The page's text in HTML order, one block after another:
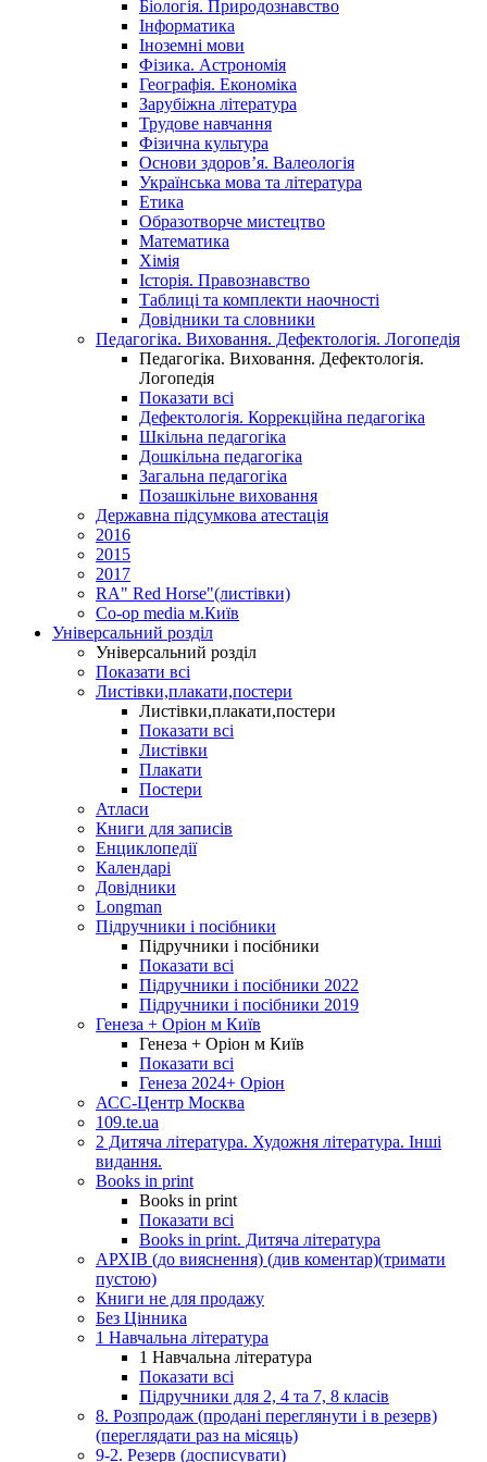
Біологія. Природознавство
Інформатика
Іноземні мови
Фізика. Астрономія
Географія. Економіка
Зарубіжна література
Трудове навчання
Фізична культура
Основи здоров’я. Валеологія
Українська мова та література
Етика
Образотворче мистецтво
Математика
Хімія
Історія. Правознавство
Таблиці та комплекти наочності
Довідники та словники
Педагогіка. Виховання. Дефектологія. Логопедія
Педагогіка. Виховання. Дефектологія.
Логопедія
Показати всі
Дефектологія. Коррекційна педагогіка
Шкільна педагогіка
Дошкільна педагогіка
Загальна педагогіка
Позашкільне виховання
Державна підсумкова атестація
2016
2015
2017
RA" Red Horse"(листівки)
Co-op media м.Київ
Універсальний розділ
Універсальний розділ
Показати всі
Листівки,плакати,постери
Листівки,плакати,постери
Показати всі
Листівки
Плакати
Постери
Атласи
Книги для записів
Енциклопедії
Календарі
Довідники
Longman
Підручники і посібники
Підручники і посібники
Показати всі
Підручники і посібники 2022
Підручники і посібники 2019
Генеза + Оріон м Київ
Генеза + Оріон м Київ
Показати всі
Генеза 2024+ Оріон
АСС-Центр Москва
109.te.ua
2 Дитяча література. Художня література. Інші
видання.
Books in print
Books in print
Показати всі
Books in print. Дитяча література
АРХІВ (до вияснення) (див коментар)(тримати
пустою)
Книги не для продажу
Без Цінника
1 Навчальна література
1 Навчальна література
Показати всі
Підручники для 2, 4 та 7, 8 класів
8. Розпродаж (продані переглянути і в резерв)
(переглядати раз на місяць)
9-2. Резерв (досписувати)